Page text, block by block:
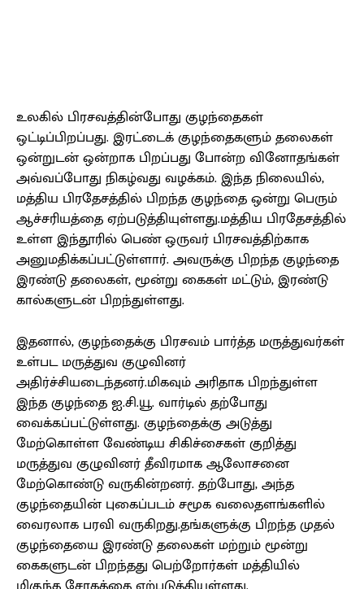
உலகில் பிரசவத்தின்போது குழந்தைகள்
ஒட்டிப்பிறப்பது. இரட்டைக் குழந்தைகளும் தலைகள்
ஒன்றுடன் ஒன்றாக பிறப்பது போன்ற வினோதங்கள்
அவ்வப்போது நிகழ்வது வழக்கம். இந்த நிலையில்,
மத்திய பிரதேசத்தில் பிறந்த குழந்தை ஒன்று பெரும்
ஆச்சரியத்தை ஏற்படுத்தியுள்ளது.மத்திய பிரதேசத்தில்
உள்ள இந்தூரில் பெண் ஒருவர் பிரசவத்திற்காக
அனுமதிக்கப்பட்டுள்ளார். அவருக்கு பிறந்த குழந்தை
இரண்டு தலைகள், மூன்று கைகள் மட்டும், இரண்டு
கால்களுடன் பிறந்துள்ளது.
இதனால், குழந்தைக்கு பிரசவம் பார்த்த மருத்துவர்கள்
உள்பட மருத்துவ குழுவினர்
அதிர்ச்சியடைந்தனர்.மிகவும் அரிதாக பிறந்துள்ள
இந்த குழந்தை ஐ.சி.யூ. வார்டில் தற்போது
வைக்கப்பட்டுள்ளது. குழந்தைக்கு அடுத்து
மேற்கொள்ள வேண்டிய சிகிச்சைகள் குறித்து
மருத்துவ குழுவினர் தீவிரமாக ஆலோசனை
மேற்கொண்டு வருகின்றனர். தற்போது, அந்த
குழந்தையின் புகைப்படம் சமூக வலைதளங்களில்
வைரலாக பரவி வருகிறது.தங்களுக்கு பிறந்த முதல்
குழந்தையை இரண்டு தலைகள் மற்றும் மூன்று
கைகளுடன் பிறந்தது பெற்றோர்கள் மத்தியில்